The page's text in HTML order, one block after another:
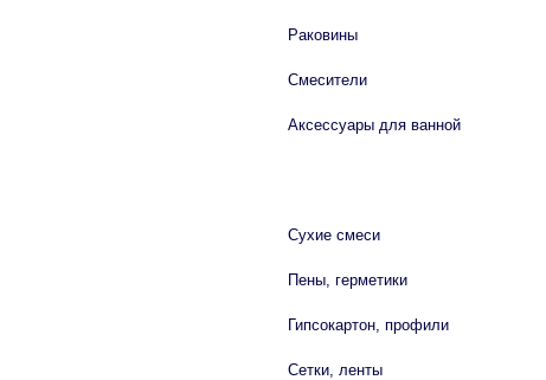
Раковины
Смесители
Аксессуары для ванной
Сухие смеси
Пены, герметики
Гипсокартон, профили
Сетки, ленты